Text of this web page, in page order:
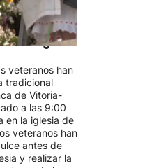
hoy el día
veteranas
la Virgen
veteranos han
tradicional
de Vitoria-
a las 9:00
en la iglesia de
veteranos han
antes de
y realizar la